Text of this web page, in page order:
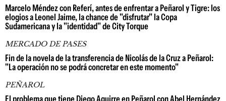
Marcelo Méndez con Referí, antes de enfrentar a Peñarol y Tigre: los
elogios a Leonel Jaime, la chance de "disfrutar" la Copa
Sudamericana y la "identidad" de City Torque
MERCADO DE PASES
Fin de la novela de la transferencia de Nicolás de la Cruz a Peñarol:
"La operación no se podrá concretar en este momento"
PEÑAROL